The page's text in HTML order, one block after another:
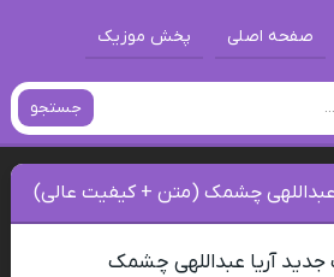
صفحه اصلی پخش موزیک
جستجو
عبداللهی چشمک (متن + کیفیت عالی)
جدید آریا عبداللهی چشمک